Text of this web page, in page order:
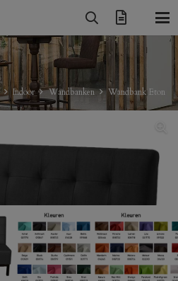
Indoor Wandbanken Wandbank Eton